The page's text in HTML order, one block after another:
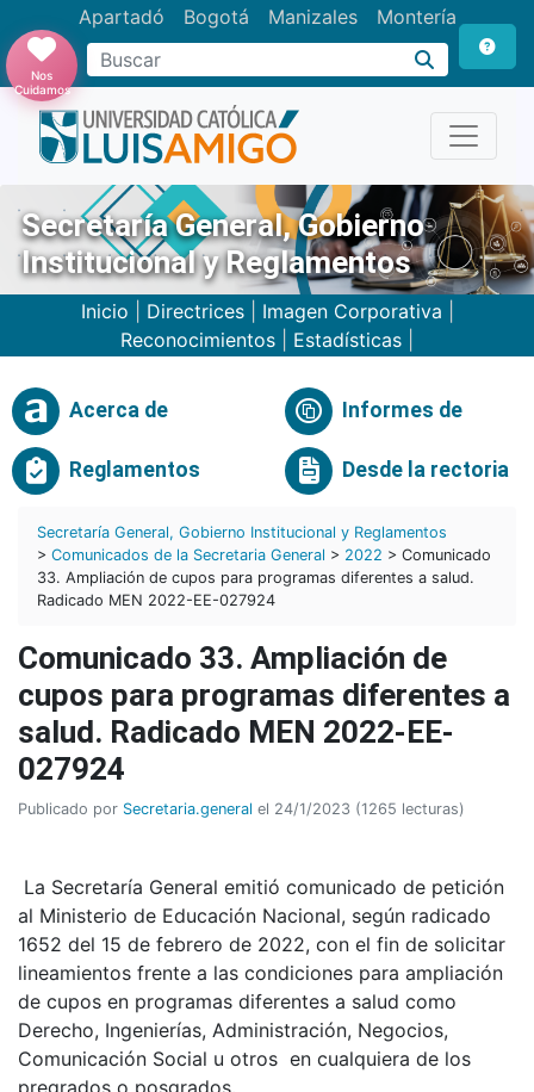
Apartadó Bogotá Manizales Montería
Buscar
Nos
Cuidamos
Secretaría General, Gobierno
Institucional y Reglamentos
Inicio Directrices| Imagen Corporativa
Reconocimientos
Estadísticas
Acerca de Informes de
Reglamentos Desde la rectoria
Secretaría General, Gobierno Institucional y Reglamentos
> Comunicados de la Secretaria General > 2022 > Comunicado
33. Ampliación de cupos para programas diferentes a salud.
Radicado MEN 2022-EE-027924
Comunicado 33. Ampliación de
cupos para programas diferentes a
salud. Radicado MEN 2022-EE-
027924
Publicado por Secretaria.general el 24/1/2023 (1265 lecturas)
La Secretaría General emitió comunicado de petición
al Ministerio de Educación Nacional, según radicado
1652 del 15 de febrero de 2022, con el fin de solicitar
lineamientos frente a las condiciones para ampliación
de cupos en programas diferentes a salud como
Derecho, Ingenierías, Administración, Negocios,
Comunicación Social u otros en cualquiera de los